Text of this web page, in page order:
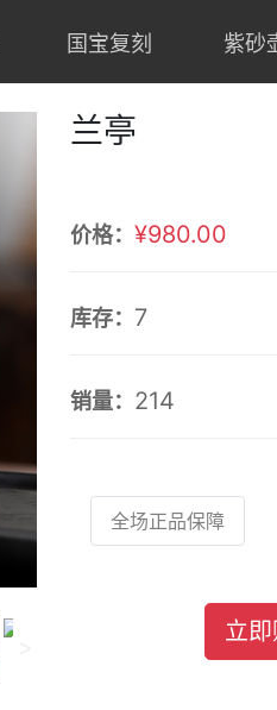
国宝复刻 紫砂
兰亭
价格： ¥980.00
库存： 7
销量： 214
全场正品保障
立